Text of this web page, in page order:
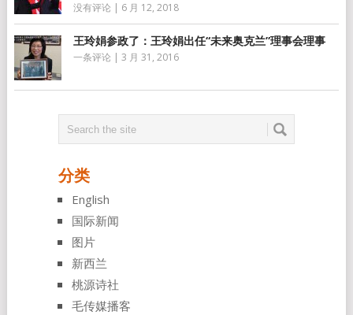
没有评论 | 6 月 12, 2018
王玲娟参政了：王玲娟出任“未来奥克兰”理事会理事
一条评论 | 3 月 31, 2016
分类
English
国际新闻
图片
新西兰
桃源诗社
毛传媒播客